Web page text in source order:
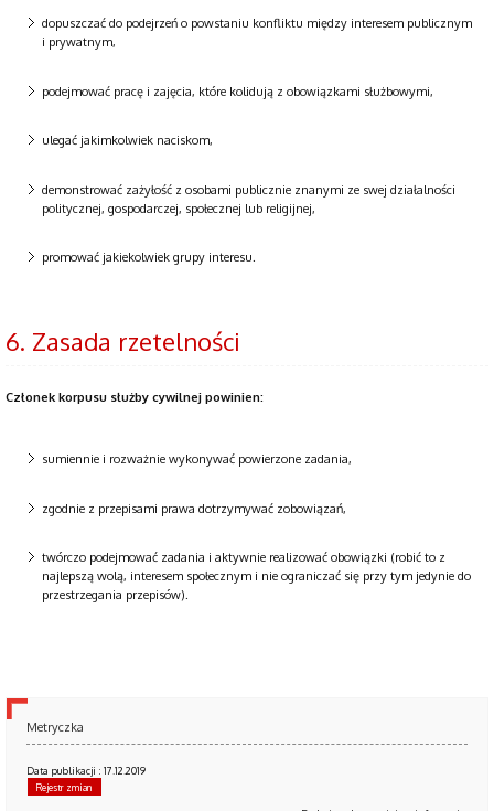
dopuszczać do podejrzeń o powstaniu konfliktu między interesem publicznym
i prywatnym,
podejmować pracę i zajęcia, które kolidują z obowiązkami służbowymi,
ulegać jakimkolwiek naciskom,
demonstrować zażyłość z osobami publicznie znanymi ze swej działalności
politycznej, gospodarczej, społecznej lub religijnej,
promować jakiekolwiek grupy interesu.
6. Zasada rzetelności
Członek korpusu służby cywilnej powinien:
sumiennie i rozważnie wykonywać powierzone zadania,
zgodnie z przepisami prawa dotrzymywać zobowiązań,
twórczo podejmować zadania i aktywnie realizować obowiązki (robić to z
najlepszą wolą, interesem społecznym i nie ograniczać się przy tym jedynie do
przestrzegania przepisów).
Metryczka
Data publikacji : 17.12.2019
Rejestr zmian